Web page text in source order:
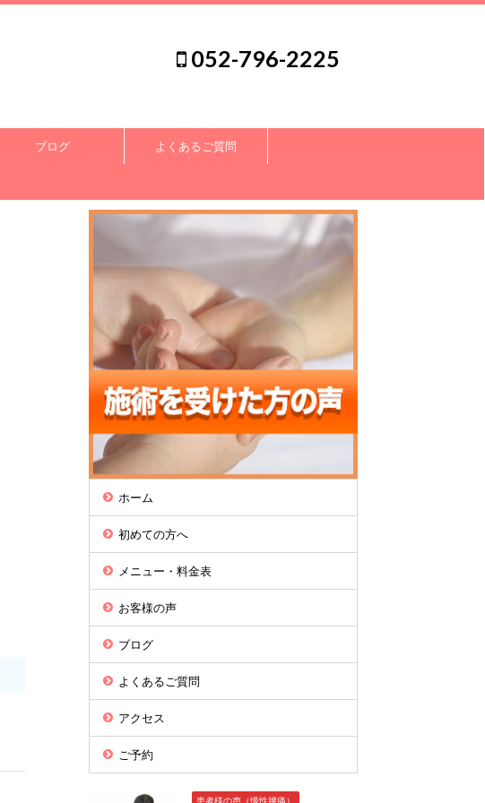
052-796-2225
ブログ よくあるご質問
ホーム
初めての方へ
メニュー・料金表
お客様の声
ブログ
よくあるご質問
アクセス
ご予約
患者様の声（慢性腰痛）